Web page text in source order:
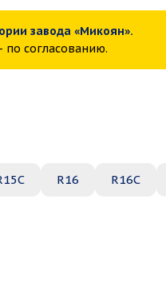
завода «Микоян».
согласованию.
R16 R16C